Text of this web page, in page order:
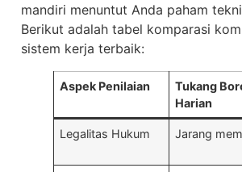
mandiri menuntut Anda paham
Berikut adalah tabel komparasi
sistem kerja terbaik:
Aspek Penilaian
Tukang
Harian
Legalitas Hukum Jarang